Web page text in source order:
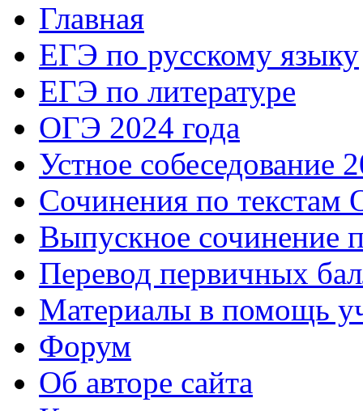
Главная
ЕГЭ по русскому языку
ЕГЭ по литературе
ОГЭ 2024 года
Устное собеседование
Сочинения по текстам
Выпускное сочинение
Перевод первичных
Материалы в помощь
Форум
Об авторе сайта